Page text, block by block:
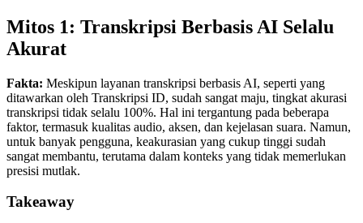
Mitos 1: Transkripsi Berbasis AI Selalu
Akurat
Fakta: Meskipun layanan transkripsi berbasis AI, seperti yang
ditawarkan oleh Transkripsi ID, sudah sangat maju, tingkat akurasi
transkripsi tidak selalu 100%. Hal ini tergantung pada beberapa
faktor, termasuk kualitas audio, aksen, dan kejelasan suara. Namun,
untuk banyak pengguna, keakurasian yang cukup tinggi sudah
sangat membantu, terutama dalam konteks yang tidak memerlukan
presisi mutlak.
Takeaway